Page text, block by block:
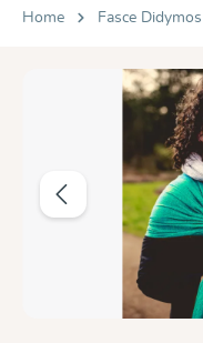
Home Fasce Didymos
Salta la galleria di